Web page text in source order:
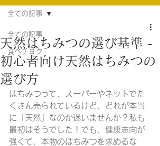
全ての記事
食べチョク
全ての記事
天然はちみつの選び基準 -
初心者向け天然はちみつの
選び方
はちみつって、スーパーやネットでた
くさん売られているけど、どれが本当
に「天然」なのか迷いませんか？私も
最初はそうでした！でも、健康志向が
強くて、本物のはちみつを求めるな